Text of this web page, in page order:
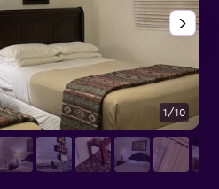
1/10